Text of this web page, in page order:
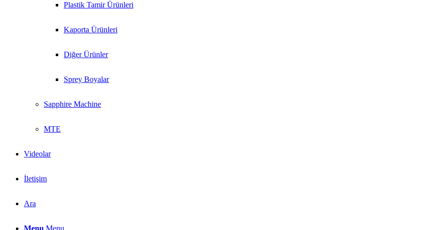
Plastik Tamir Ürünleri
Kaporta Ürünleri
Diğer Ürünler
Sprey Boyalar
Sapphire Machine
MTE
Videolar
İletişim
Ara
Menu Menu